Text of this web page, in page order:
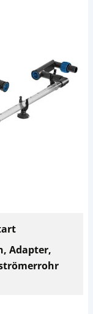
Adapter,